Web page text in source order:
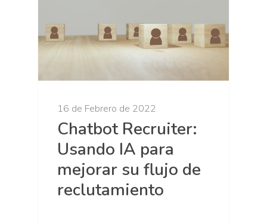
16 de Febrero de 2022
Chatbot Recruiter:
Usando IA para
mejorar su flujo de
reclutamiento